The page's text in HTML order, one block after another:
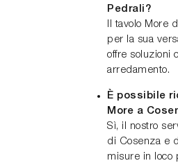
Pedrali?
Il tavolo More
per la sua
offre soluzioni
arredamento.
È possibile
More a
Sì, il nostro
di Cosenza e
misure in loco